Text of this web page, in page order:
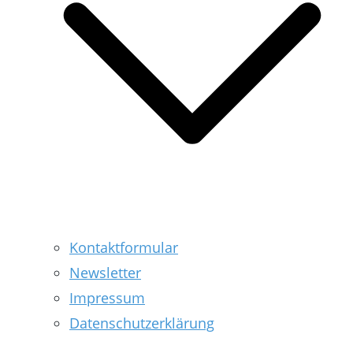
Kontaktformular
Newsletter
Impressum
Datenschutzerklärung